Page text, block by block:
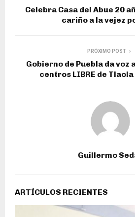
Celebra Casa del Abue 20
cariño a la vejez
PRÓXIMO POST
Gobierno de Puebla da voz
centros LIBRE de
Guillermo
ARTÍCULOS RECIENTES